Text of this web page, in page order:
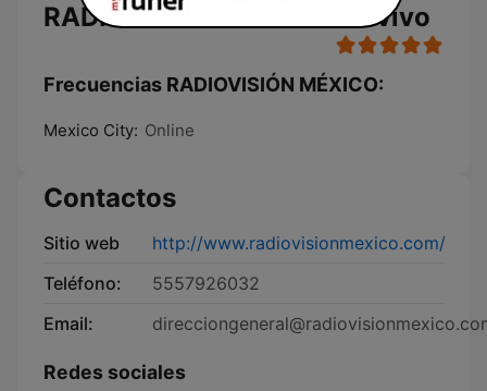
RADIOVISIÓN MÉXICO en vivo
Frecuencias RADIOVISIÓN MÉXICO:
Mexico City: Online
Contactos
Sitio web
http://www.radiovisionmexico.com/
Teléfono:
5557926032
Email:
Redes sociales